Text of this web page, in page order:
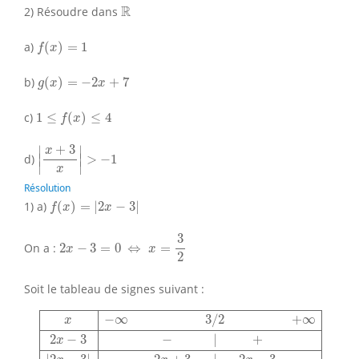
2) Résoudre dans R
R
a) f(x) = 1
f(x)=
b) g(x) = −2x + 7
g(x)= +7
c) 1 ≤ f(x) ≤ 4
1 ≤f x)≤4
d) ∣∣
∣
x + 3
x
∣∣
∣ > −1
| x 3 x |
Résolution
1) a) f(x) = |2x − 3|
f(x)= x−3
On a : 2x − 3 = 0 ⇔ x =
3
2
Soit le tableau de signes suivant :
x −∞ 3/2 +∞
2x − 3 −
+
x−∞3/2+∞2x−3−|+|2x−3|−2x+3|2x−3